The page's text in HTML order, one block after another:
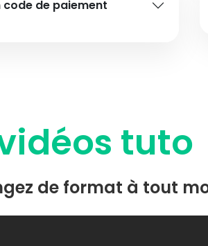
code de paiement
tuto
de format à tout